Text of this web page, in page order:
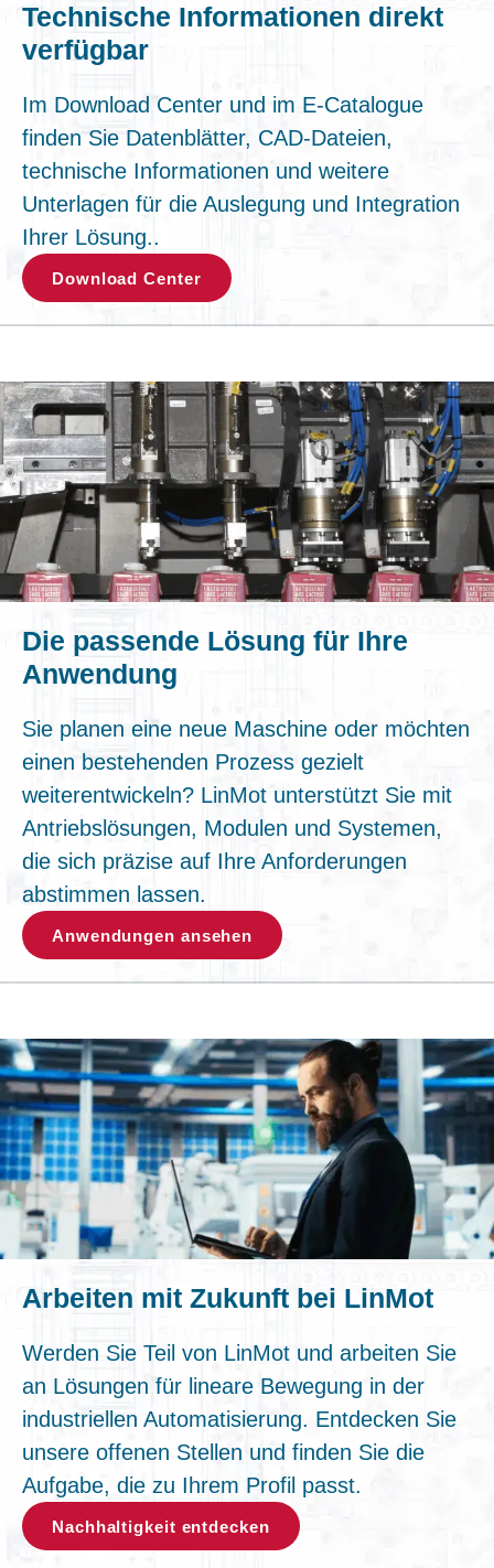
Technische Informationen direkt
verfügbar
Im Download Center und im E-Catalogue
finden Sie Datenblätter, CAD-Dateien,
technische Informationen und weitere
Unterlagen für die Auslegung und Integration
Ihrer Lösung..
Download Center
Die passende Lösung für Ihre
Anwendung
Sie planen eine neue Maschine oder möchten
einen bestehenden Prozess gezielt
weiterentwickeln? LinMot unterstützt Sie mit
Antriebslösungen, Modulen und Systemen,
die sich präzise auf Ihre Anforderungen
abstimmen lassen.
Anwendungen ansehen
Arbeiten mit Zukunft bei LinMot
Werden Sie Teil von LinMot und arbeiten Sie
an Lösungen für lineare Bewegung in der
industriellen Automatisierung. Entdecken Sie
unsere offenen Stellen und finden Sie die
Aufgabe, die zu Ihrem Profil passt.
Nachhaltigkeit entdecken